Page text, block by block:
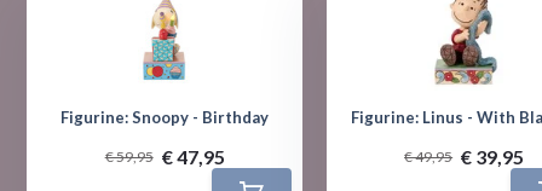
Figurine: Snoopy - Birthday
€ 59,95 € 47,95
Figurine: Linus - With
€ 49,95 € 39,95